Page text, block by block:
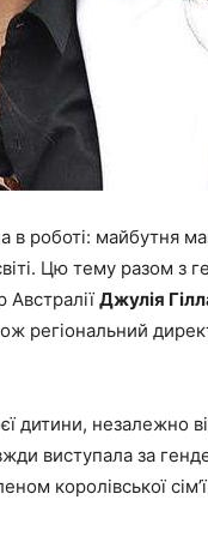
в роботі: майбутня
Цю тему разом з
Джулія
регіональний
дитини, незалежно
виступала за
королівської